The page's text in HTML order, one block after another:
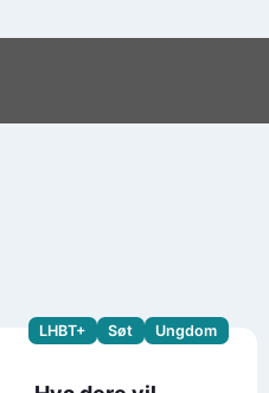
LHBT+ Søt Ungdom